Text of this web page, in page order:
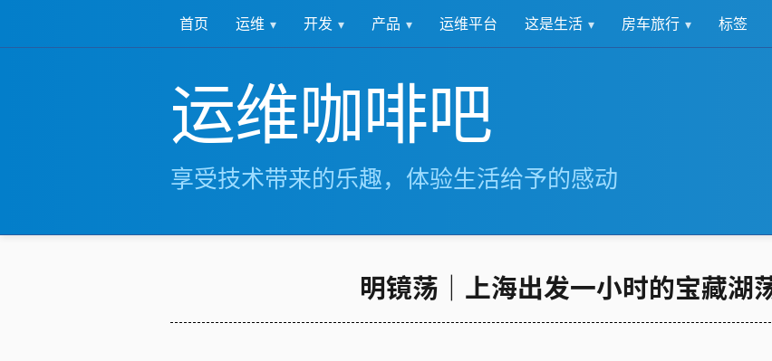
首页 运维 开发 产品 运维平台 这是生活 房车旅行 标签
运维咖啡吧
享受技术带来的乐趣，体验生活给予的感动
明镜荡｜上海出发一小时的宝藏湖